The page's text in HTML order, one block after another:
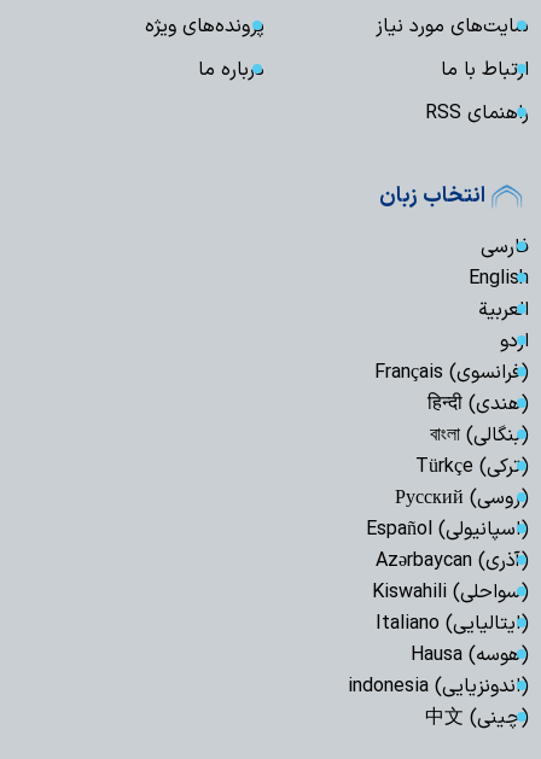
سایت‌های مورد نیاز
پرونده‌های ویژه
ارتباط با ما
درباره ما
راهنمای RSS
انتخاب زبان
فارسی
English
العربیة
اردو
(فرانسوی) Français
(هندی) हिन्दी
(بنگالی) বাংলা
(ترکی) Türkçe
(روسی) Русский
(اسپانیولی) Español
(آذری) Azərbaycan
(سواحلی) Kiswahili
(ایتالیایی) Italiano
(هوسه) Hausa
(اندونزیایی) indonesia
(چینی) 中文